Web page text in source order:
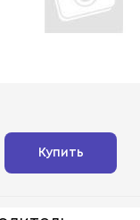
Купить